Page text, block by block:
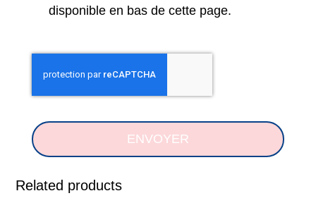
disponible en bas de cette page.
ENVOYER
Related products